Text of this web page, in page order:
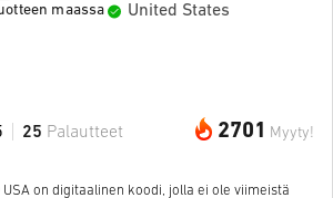
maassa United States
2701 Myyty!
25 Palautteet
USA on digitaalinen koodi, jolla ei ole viimeistä